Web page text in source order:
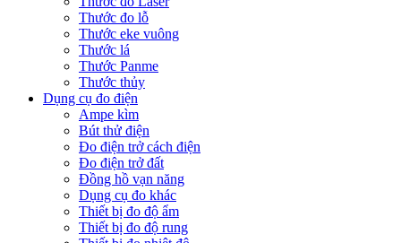
Thước đo lỗ
Thước eke vuông
Thước lá
Thước Panme
Thước thủy
Dụng cụ đo điện
Ampe kìm
Bút thử điện
Đo điện trở cách điện
Đo điện trở đất
Đồng hồ vạn năng
Dụng cụ đo khác
Thiết bị đo độ ẩm
Thiết bị đo độ rung